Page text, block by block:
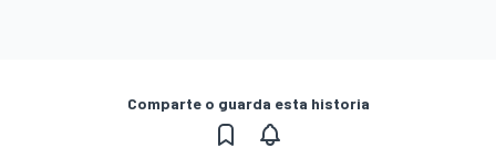
Comparte o guarda esta historia